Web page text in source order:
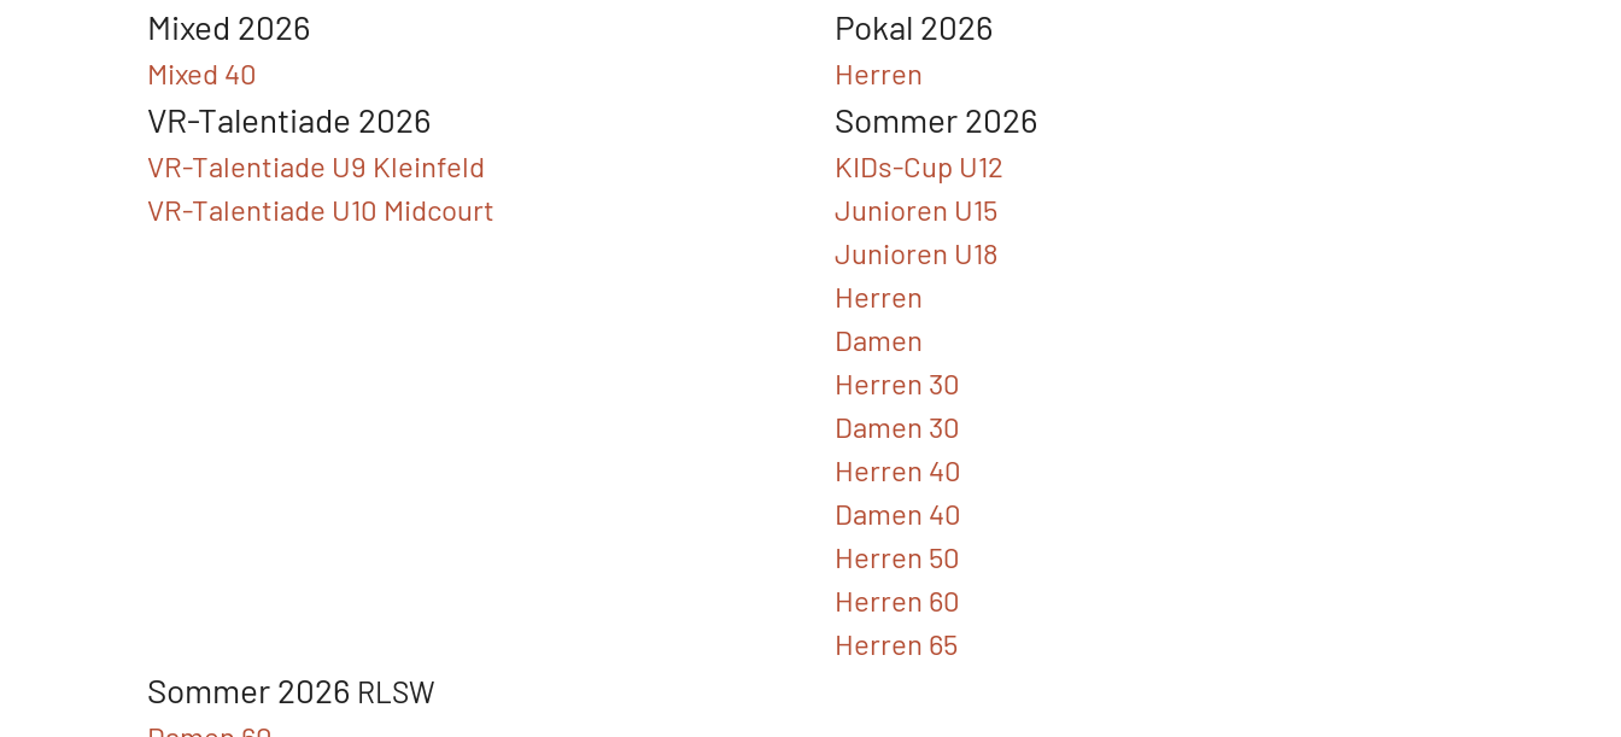
Mixed 2026
Mixed 40
Pokal 2026
Herren
VR-Talentiade 2026
VR-Talentiade U9 Kleinfeld
VR-Talentiade U10 Midcourt
Sommer 2026
KIDs-Cup U12
Junioren U15
Junioren U18
Herren
Damen
Herren 30
Damen 30
Herren 40
Damen 40
Herren 50
Herren 60
Herren 65
Sommer 2026 RLSW